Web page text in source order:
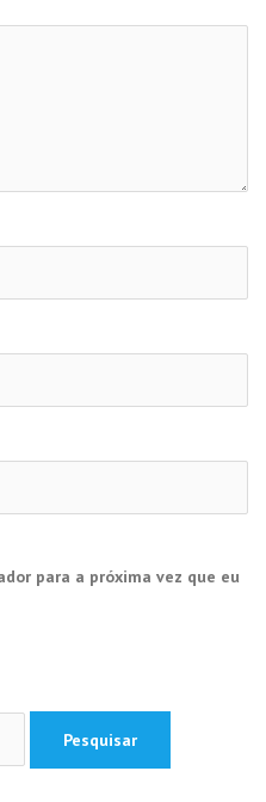
para a próxima vez que eu